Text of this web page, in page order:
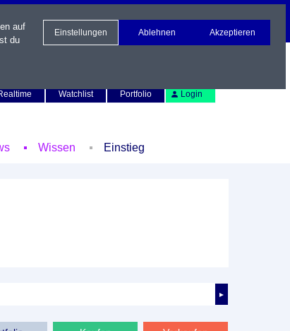
Watchlist Portfolio Login
Wissen Einstieg
►
auf
du
Einstellungen Ablehnen Akzeptieren